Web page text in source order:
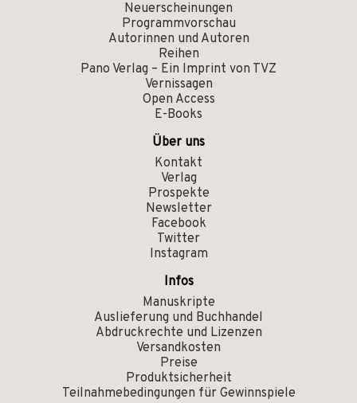
Neuerscheinungen
Programmvorschau
Autorinnen und Autoren
Reihen
Pano Verlag – Ein Imprint von TVZ
Vernissagen
Open Access
E-Books
Über uns
Kontakt
Verlag
Prospekte
Newsletter
Facebook
Twitter
Instagram
Infos
Manuskripte
Auslieferung und Buchhandel
Abdruckrechte und Lizenzen
Versandkosten
Preise
Produktsicherheit
Teilnahmebedingungen für Gewinnspiele